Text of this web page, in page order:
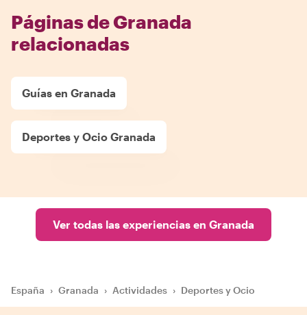
Páginas de Granada
relacionadas
Guías en Granada
Deportes y Ocio Granada
Ver todas las experiencias en Granada
España › Granada › Actividades › Deportes y Ocio